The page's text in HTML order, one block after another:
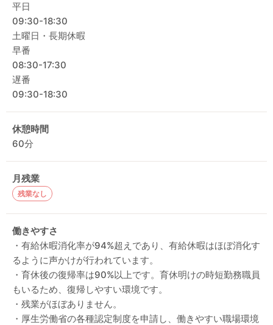
平日
09:30-18:30
土曜日・長期休暇
早番
08:30-17:30
遅番
09:30-18:30
休憩時間
60分
月残業
残業なし
働きやすさ
・有給休暇消化率が94%超えであり、有給休暇はほぼ消化す
るように声かけが行われています。
・育休後の復帰率は90%以上です。育休明けの時短勤務職員
もいるため、復帰しやすい環境です。
・残業がほぼありません。
・厚生労働省の各種認定制度を申請し、働きやすい職場環境